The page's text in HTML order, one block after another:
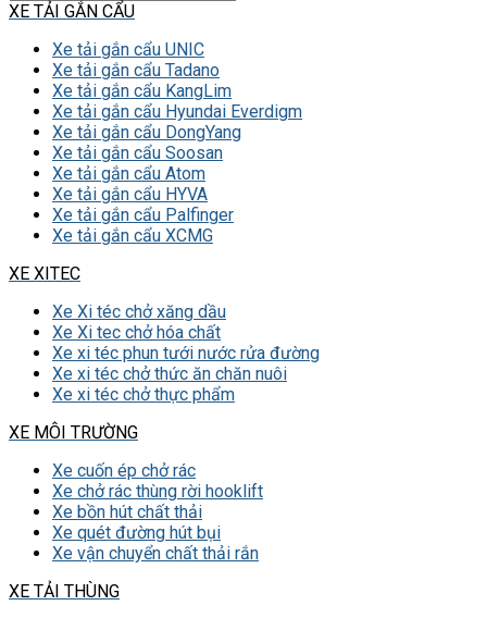
XE TẢI GẮN CẨU
Xe tải gắn cẩu UNIC
Xe tải gắn cẩu Tadano
Xe tải gắn cẩu KangLim
Xe tải gắn cẩu Hyundai Everdigm
Xe tải gắn cẩu DongYang
Xe tải gắn cẩu Soosan
Xe tải gắn cẩu Atom
Xe tải gắn cẩu HYVA
Xe tải gắn cẩu Palfinger
Xe tải gắn cẩu XCMG
XE XITEC
Xe Xi téc chở xăng dầu
Xe Xi tec chở hóa chất
Xe xi téc phun tưới nước rửa đường
Xe xi téc chở thức ăn chăn nuôi
Xe xi téc chở thực phẩm
XE MÔI TRƯỜNG
Xe cuốn ép chở rác
Xe chở rác thùng rời hooklift
Xe bồn hút chất thải
Xe quét đường hút bụi
Xe vận chuyển chất thải rắn
XE TẢI THÙNG